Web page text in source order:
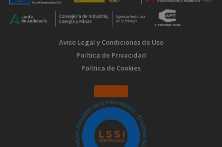
Aviso Legal y Condiciones de Uso
Política de Privacidad
Política de Cookies